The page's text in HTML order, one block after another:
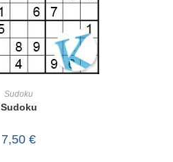
Sudoku
Sudoku
7,50 €